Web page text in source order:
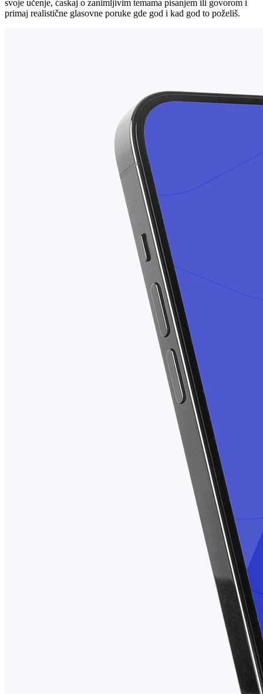
svoje učenje, ćaskaj o zanimljivim temama pisanjem ili govorom i
primaj realistične glasovne poruke gde god i kad god to poželiš.